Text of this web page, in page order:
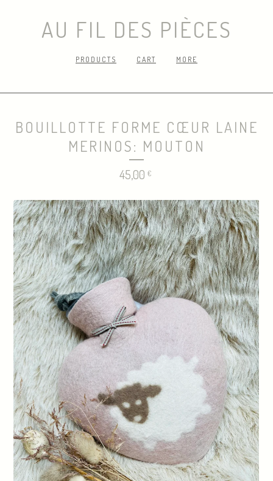
AU FIL DES PIÈCES
PRODUCTS CART MORE
BOUILLOTTE FORME CŒUR LAINE
MERINOS: MOUTON
45,00 €